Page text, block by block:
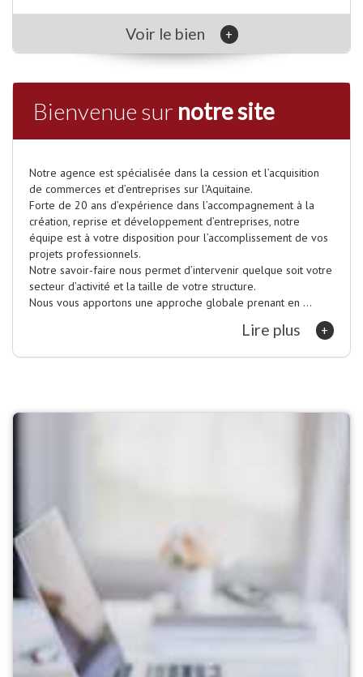
Voir le bien +
Bienvenue sur notre site
Notre agence est spécialisée dans la cession et l’acquisition
de commerces et d’entreprises sur l’Aquitaine.
Forte de 20 ans d’expérience dans l’accompagnement à la
création, reprise et développement d’entreprises, notre
équipe est à votre disposition pour l’accomplissement de vos
projets professionnels.
Notre savoir-faire nous permet d’intervenir quelque soit votre
secteur d’activité et la taille de votre structure.
Nous vous apportons une approche globale prenant en ...
Lire plus +